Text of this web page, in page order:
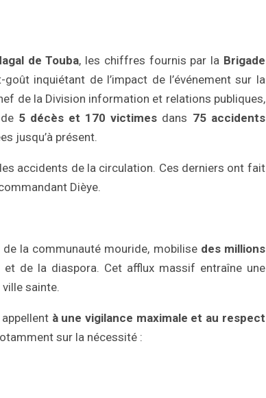
de Touba, les chiffres fournis par la Brigade
inquiétant de l’impact de l’événement sur la
de la Division information et relations publiques,
5 décès et 170 victimes dans 75 accidents
jusqu’à présent.
accidents de la circulation. Ces derniers ont fait
Dièye.
de la communauté mouride, mobilise des millions
de la diaspora. Cet afflux massif entraîne une
sainte.
à une vigilance maximale et au respect
sur la nécessité :